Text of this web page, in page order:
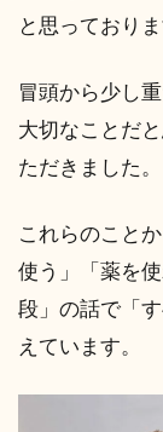
と思っておりま
冒頭から少し
大切なことだ
ただきました。
これらのこと
使う」「薬を
段」の話で「
えています。